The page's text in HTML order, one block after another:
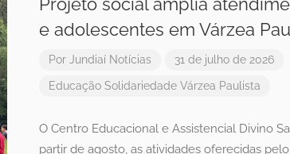
e adolescentes em Várzea
Por Jundiaí Notícias 31 de julho de 2026
Educação Solidariedade Várzea Paulista
O Centro Educacional e Assistencial Divino
partir de agosto, as atividades oferecidas